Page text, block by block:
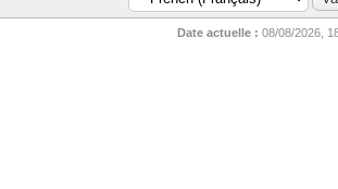
Date actuelle : 08/08/2026,